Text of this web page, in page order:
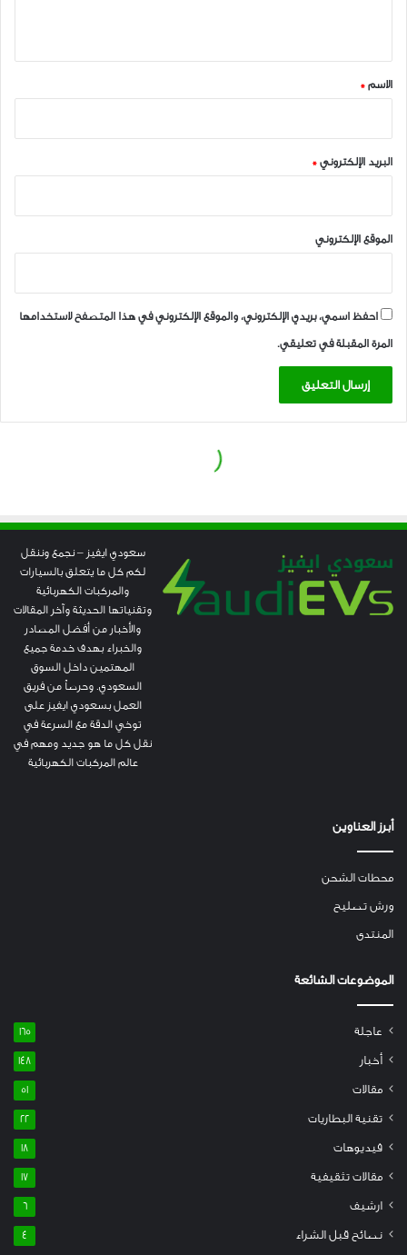
سعودي ايفيز – نجمع وننقل
لكم كل ما يتعلق بالسيارات
والمركبات الكهربائية
وتقنياتها الحديثة وآخر المقالات
والأخبار من أفضل المصادر
والخبراء بهدف خدمة جميع
المهتمين داخل السوق
السعودي. وحرصاً من فريق
العمل بسعودي ايفيز على
توخي الدقة مع السرعة في
نقل كل ما هو جديد ومهم في
عالم المركبات الكهربائية
أبرز العناوين
محطات الشحن
ورش تصليح
المنتدى
الموضوعات الشائعة
عاجلة 165
أخبار 148
مقالات 51
تقنية البطاريات 22
فيديوهات 18
مقالات تثقيفية 17
ارشيف 6
نصائح قبل الشراء 4